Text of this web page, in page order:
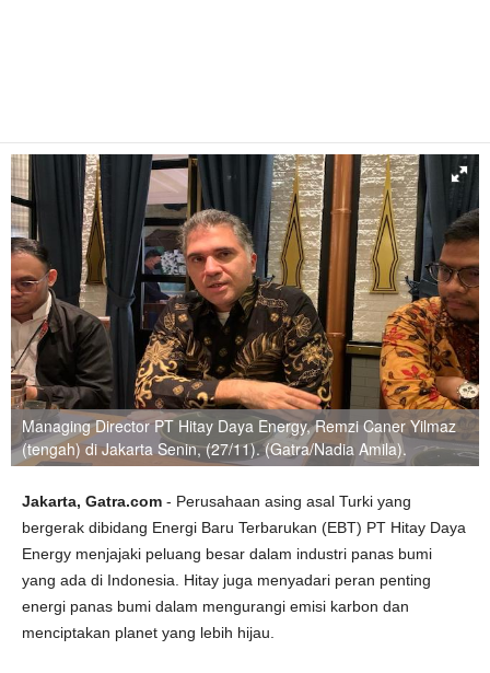
Managing Director PT Hitay Daya Energy, Remzi Caner Yilmaz
(tengah) di Jakarta Senin, (27/11). (Gatra/Nadia Amila).
Jakarta, Gatra.com - Perusahaan asing asal Turki yang
bergerak dibidang Energi Baru Terbarukan (EBT) PT Hitay Daya
Energy menjajaki peluang besar dalam industri panas bumi
yang ada di Indonesia. Hitay juga menyadari peran penting
energi panas bumi dalam mengurangi emisi karbon dan
menciptakan planet yang lebih hijau.